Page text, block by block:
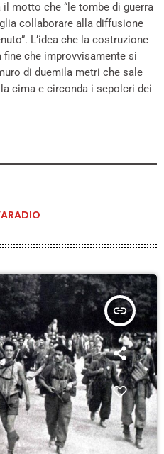
motto che “le tombe di guerra
collaborare alla diffusione
L’idea che la costruzione
fine che improvvisamente si
di duemila metri che sale
cima e circonda i sepolcri dei
insert_link